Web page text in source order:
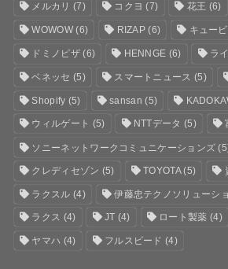
メルカリ (7) コクヨ (7) 花王 (6)
WOWOW(6) RIZAP (6) キュー
ドミノピザ(6) HENNGE (6) ラ
ベネッセ (5) スマートニュース (5)
Shopify (5) sansan (5)
ウィルゲート (5) NTTデータ (5)
ソニーネットワークコミュニケーションズ
クレディセゾン (5) TOYOTA(5)
ラクスル (4) 伊藤忠テクノソリューシ
ラクス (4) JT (4) ロート製薬 (4)
ヤマハ (4) フルスピード (4)